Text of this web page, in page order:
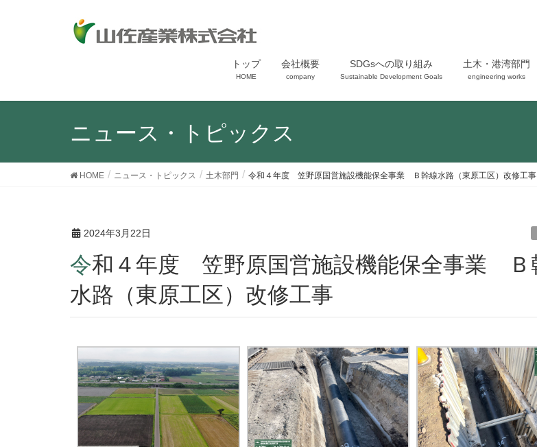
トップ
HOME
会社概要
company
SDGsへの取り組み
Sustainable Development Goals
土木・港湾部門
engineering works
ニュース・トピックス
HOME ニュース・トピックス 土木部門 令和４年度 笠野原国営施設機能保全事業 Ｂ幹線水路（東原工区）改修工事
2024年3月22日
令和４年度 笠野原国営施設機能保全事業 Ｂ幹線
水路（東原工区）改修工事